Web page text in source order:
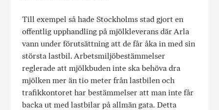
Till exempel så hade Stockholms stad gjort en
offentlig upphandling på mjölkleverans där Arla
vann under förutsättning att de får åka in med sin
största lastbil. Arbetsmiljöbestämmelser
reglerade att mjölkbuden inte ska behöva dra
mjölken mer än tio meter från lastbilen och
trafikkontoret har bestämmelser att man inte får
backa ut med lastbilar på allmän gata. Detta